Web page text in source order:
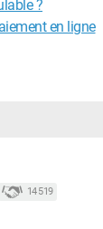
?
en ligne
14 519